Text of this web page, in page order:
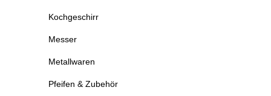
Kochgeschirr
Messer
Metallwaren
Pfeifen & Zubehör